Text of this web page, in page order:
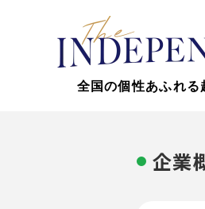
全国の個性あふれる
企業